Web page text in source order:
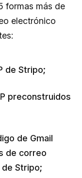
formas más de
electrónico
de Stripo;
preconstruidos
de Gmail
de correo
Stripo;